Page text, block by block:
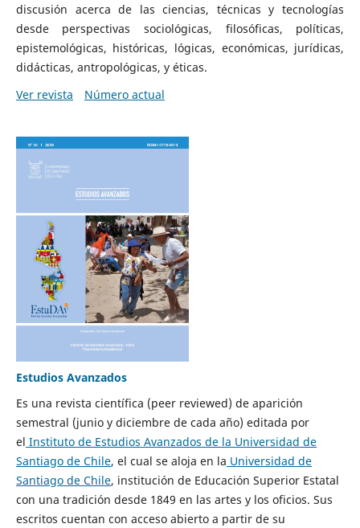
discusión acerca de las ciencias, técnicas y tecnologías
desde perspectivas sociológicas, filosóficas, políticas,
epistemológicas, históricas, lógicas, económicas, jurídicas,
didácticas, antropológicas, y éticas.
Ver revista
Número actual
Estudios Avanzados
Es una revista científica (peer reviewed) de aparición
semestral (junio y diciembre de cada año) editada por
el Instituto de Estudios Avanzados de la Universidad de
Santiago de Chile, el cual se aloja en la Universidad de
Santiago de Chile, institución de Educación Superior Estatal
con una tradición desde 1849 en las artes y los oficios. Sus
escritos cuentan con acceso abierto a partir de su